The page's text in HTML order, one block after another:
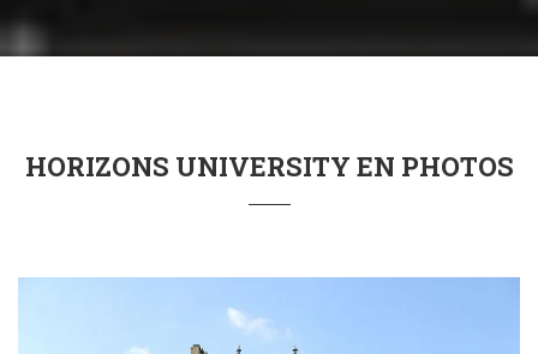
HORIZONS UNIVERSITY EN PHOTOS